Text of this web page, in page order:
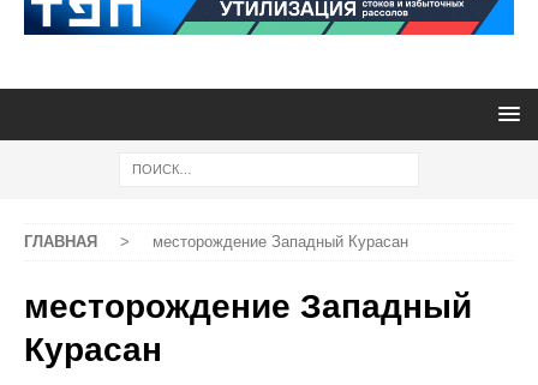
ГЛАВНАЯ > месторождение Западный Курасан
месторождение Западный
Курасан